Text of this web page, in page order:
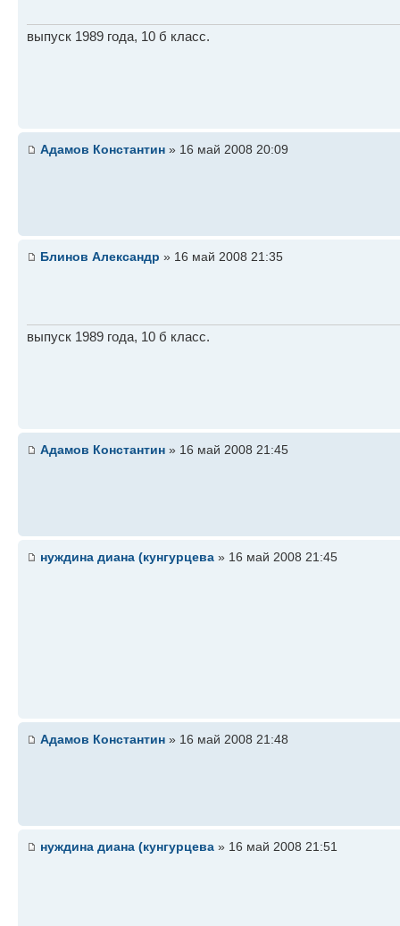
выпуск 1989 года, 10 б класс.
Адамов Константин » 16 май 2008 20:09
Блинов Александр » 16 май 2008 21:35
выпуск 1989 года, 10 б класс.
Адамов Константин » 16 май 2008 21:45
нуждина диана (кунгурцева » 16 май 2008 21:45
Адамов Константин » 16 май 2008 21:48
нуждина диана (кунгурцева » 16 май 2008 21:51